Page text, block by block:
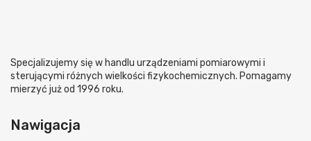
Specjalizujemy się w handlu urządzeniami pomiarowymi i
sterującymi różnych wielkości fizykochemicznych. Pomagamy
mierzyć już od 1996 roku.
Nawigacja